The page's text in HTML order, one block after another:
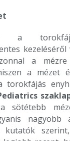
a
a mézet
torokfájás
sötétebb
nagyobb
kutatók